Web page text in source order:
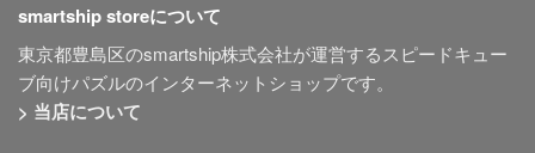
smartship storeについて
東京都豊島区のsmartship株式会社が運営するスピードキュー
ブ向けパズルのインターネットショップです。
> 当店について